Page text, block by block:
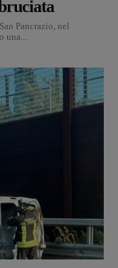
Pancrazio, nel
una...